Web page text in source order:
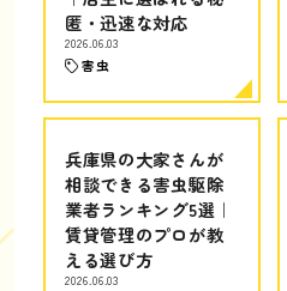
匿・迅速な対応
2026.06.03
害虫
兵庫県の大家さんが
相談できる害虫駆除
業者ランキング5選｜
賃貸管理のプロが教
える選び方
2026.06.03